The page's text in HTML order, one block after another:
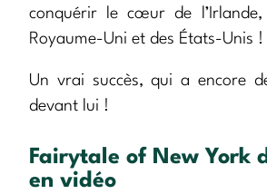
conquérir le cœur de
Royaume-Uni et des États-Unis !
Un vrai succès, qui a encore
devant lui !
Fairytale of New York
en vidéo